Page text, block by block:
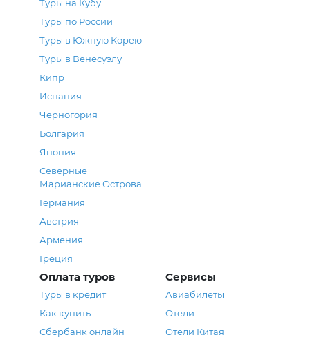
Туры на Кубу
Туры по России
Туры в Южную Корею
Туры в Венесуэлу
Кипр
Испания
Черногория
Болгария
Япония
Северные
Марианские Острова
Германия
Австрия
Армения
Греция
Оплата туров
Туры в кредит
Как купить
Сбербанк онлайн
Сервисы
Авиабилеты
Отели
Отели Китая